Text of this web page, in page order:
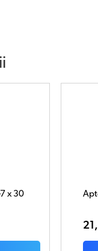
Witamina D w sprayu